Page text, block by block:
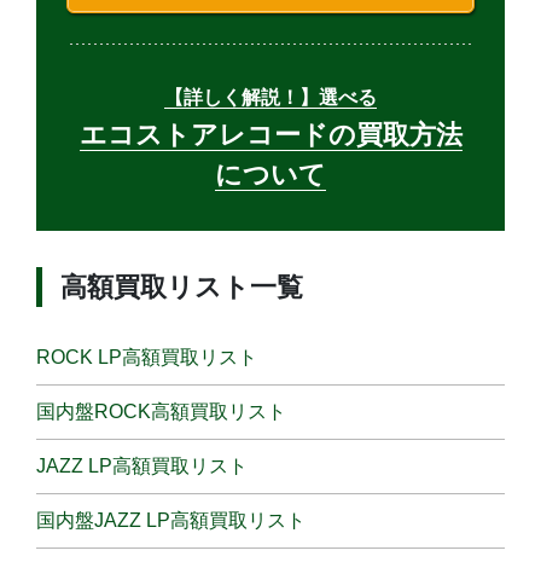
【詳しく解説！】選べる
エコストアレコードの買取方法
について
高額買取リスト一覧
ROCK LP高額買取リスト
国内盤ROCK高額買取リスト
JAZZ LP高額買取リスト
国内盤JAZZ LP高額買取リスト